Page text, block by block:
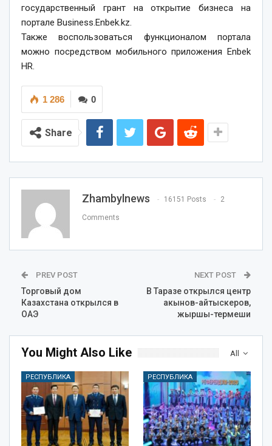
государственный грант на открытие бизнеса на
портале Business.Enbek.kz.
Также воспользоваться функционалом портала
можно посредством мобильного приложения Enbek
HR.
0
1 286
Share
Zhambylnews 16151 Posts 2
Comments
PREV POST
Торговый дом
Казахстана открылся в
ОАЭ
NEXT POST
В Таразе открылся центр
акынов-айтыскеров,
жыршы-термеши
All
You Might Also Like
РЕСПУБЛИКА РЕСПУБЛИКА